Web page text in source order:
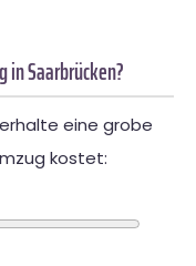
in Saarbrücken?
eine grobe
kostet: